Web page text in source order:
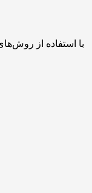
با استفاده از